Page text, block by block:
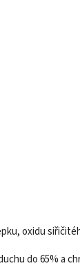
oxidu
do 65% a